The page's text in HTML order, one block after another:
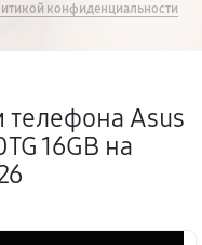
конфиденциальности
телефона Asus
16GB на